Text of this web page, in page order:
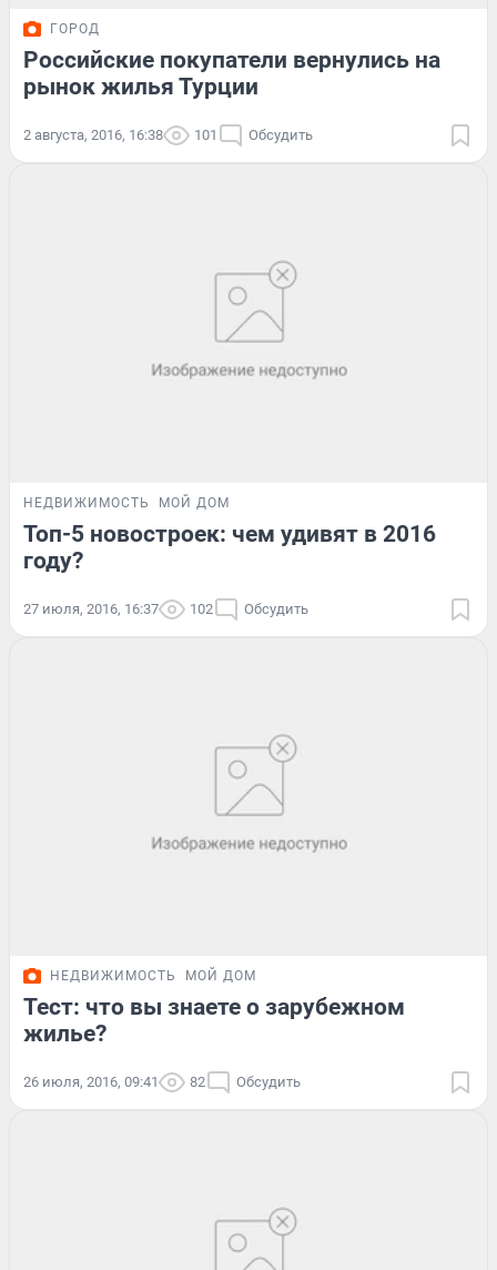
ГОРОД
Российские покупатели вернулись на
рынок жилья Турции
2 августа, 2016, 16:38 101 Обсудить
НЕДВИЖИМОСТЬ МОЙ ДОМ
Топ-5 новостроек: чем удивят в 2016
году?
27 июля, 2016, 16:37 102 Обсудить
НЕДВИЖИМОСТЬ МОЙ ДОМ
Тест: что вы знаете о зарубежном
жилье?
26 июля, 2016, 09:41 82 Обсудить